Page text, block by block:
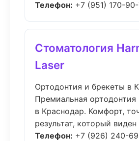
Телефон: +7 (951) 170-
Стоматология
Laser
Ортодонтия и брекеты в
Премиальная ортодонтия
в Краснодар. Комфорт,
результат, который виден
Телефон: +7 (926) 240-